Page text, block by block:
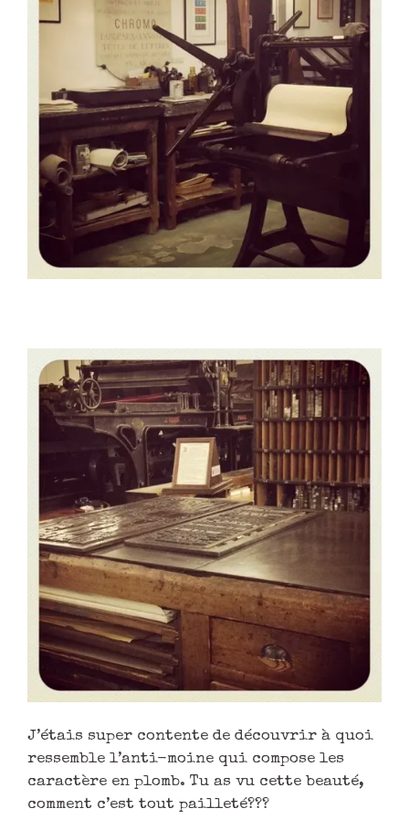
J’étais super contente de découvrir à quoi
ressemble l’anti-moine qui compose les
caractère en plomb. Tu as vu cette beauté,
comment c’est tout pailleté???